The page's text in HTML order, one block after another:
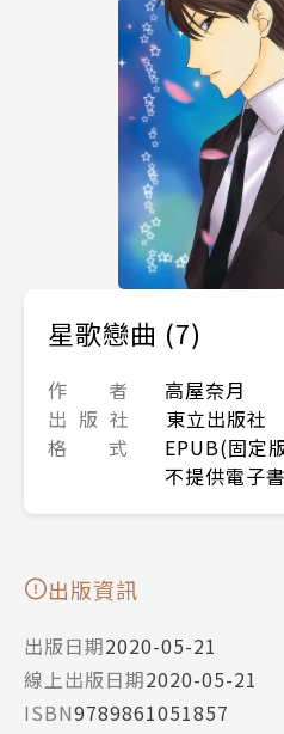
星歌戀曲 (7)
作 者
高屋奈月
出 版 社
東立出版社
格 式
EPUB(固定
不提供電子
出版資訊
出版日期2020-05-21
線上出版日期2020-05-21
ISBN9789861051857